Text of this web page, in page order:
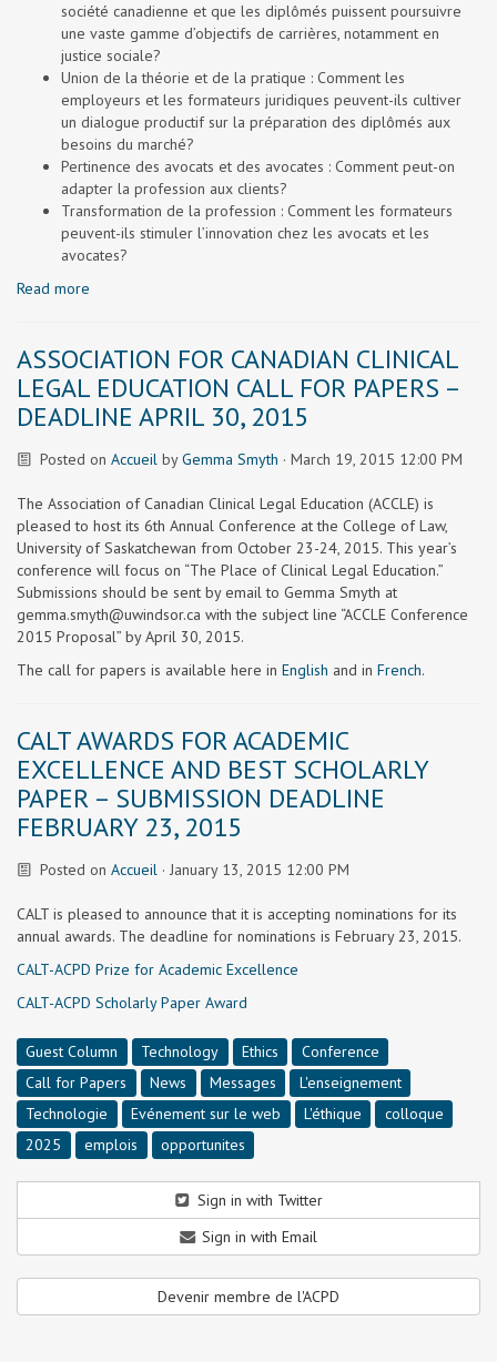
société canadienne et que les diplômés puissent poursuivre
une vaste gamme d’objectifs de carrières, notamment en
justice sociale?
Union de la théorie et de la pratique : Comment les
employeurs et les formateurs juridiques peuvent-ils cultiver
un dialogue productif sur la préparation des diplômés aux
besoins du marché?
Pertinence des avocats et des avocates : Comment peut-on
adapter la profession aux clients?
Transformation de la profession : Comment les formateurs
peuvent-ils stimuler l’innovation chez les avocats et les
avocates?
Read more
ASSOCIATION FOR CANADIAN CLINICAL
LEGAL EDUCATION CALL FOR PAPERS –
DEADLINE APRIL 30, 2015
Posted on AccueilbyGemma Smyth · March 19, 2015 12:00 PM
The Association of Canadian Clinical Legal Education (ACCLE) is
pleased to host its 6th Annual Conference at the College of Law,
University of Saskatchewan from October 23-24, 2015. This year’s
conference will focus on “The Place of Clinical Legal Education.”
Submissions should be sent by email to Gemma Smyth at
gemma.smyth@uwindsor.ca with the subject line “ACCLE Conference
2015 Proposal” by April 30, 2015.
The call for papers is available here in English and in French.
CALT AWARDS FOR ACADEMIC
EXCELLENCE AND BEST SCHOLARLY
PAPER – SUBMISSION DEADLINE
FEBRUARY 23, 2015
Posted on Accueil· January 13, 2015 12:00 PM
CALT is pleased to announce that it is accepting nominations for its
annual awards. The deadline for nominations is February 23, 2015.
CALT-ACPD Prize for Academic Excellence
CALT-ACPD Scholarly Paper Award
Guest Column Technology Ethics
Conference
Call for Papers
News Messages
L'enseignement
Technologie
Evénement sur le web L'éthique
colloque
2025
emplois opportunites
Sign in with Twitter
Sign in with Email
Devenir membre de l'ACPD